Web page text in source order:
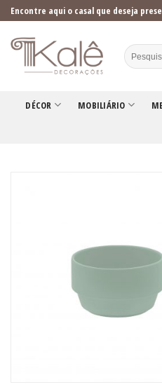
Skip
to
content
Encontre aqui o casal que deseja
DÉCOR MOBILIÁRIO